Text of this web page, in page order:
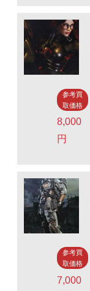
参考買
取価格
8,000
円
参考買
取価格
7,000